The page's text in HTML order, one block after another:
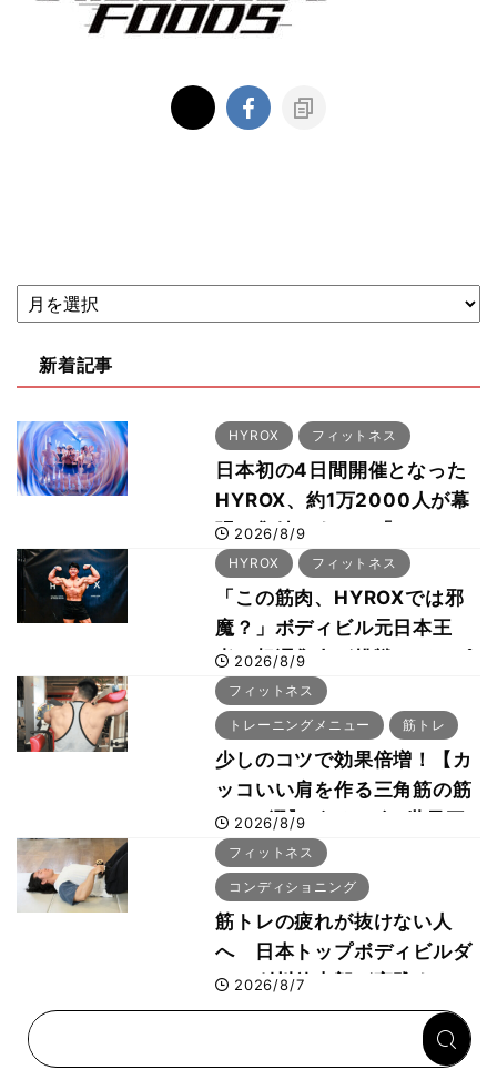
新着記事
HYROX フィットネス
日本初の4日間開催となった
HYROX、約1万2000人が幕
張に集結 すでに「2028、
29年の大会も準備」
2026/8/9
HYROX フィットネス
「この筋肉、HYROXでは邪
魔？」ボディビル元日本王
者・相澤隼人が挑戦 バーピ
ーでは驚異の種目2位
2026/8/9
フィットネス
トレーニングメニュー 筋トレ
少しのコツで効果倍増！【カ
ッコいい肩を作る三角筋の筋
トレ6選】ボディビル世界王
者が解説！
2026/8/9
フィットネス
コンディショニング
筋トレの疲れが抜けない人
へ 日本トップボディビルダ
ー・刈川啓志郎が実践する
「回復習慣」
2026/8/7